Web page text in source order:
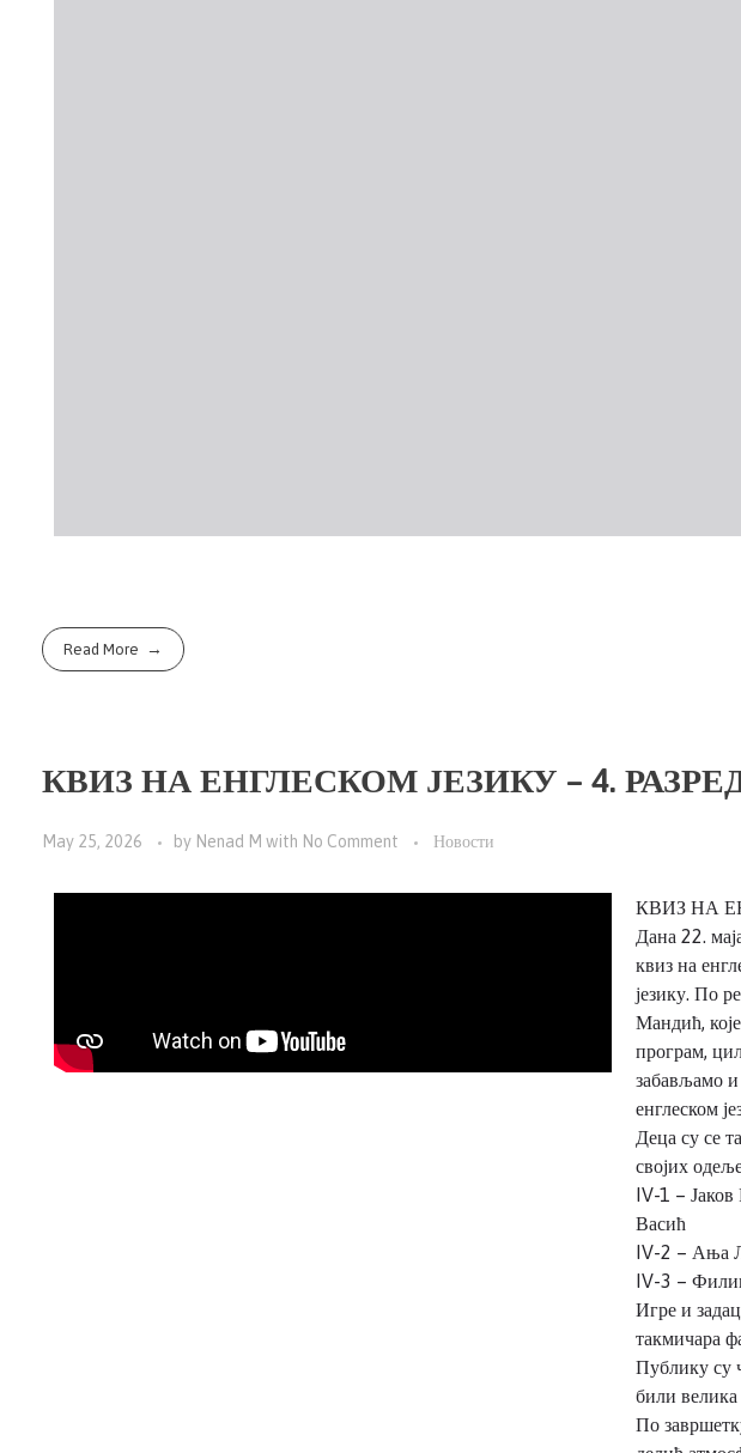
Read More
КВИЗ НА ЕНГЛЕСКОМ ЈЕЗИКУ – 4.
May 25, 2026 by Nenad M with No Comment Новости
КВИЗ НА
Дана 22.
квиз на
језику. По
Мандић,
програм,
забављамо
енглеском
Деца су се
својих
IV-1 –
Васић
IV-2 – Ања
IV-3 –
Игре и
такмичара
Публику су
били
По